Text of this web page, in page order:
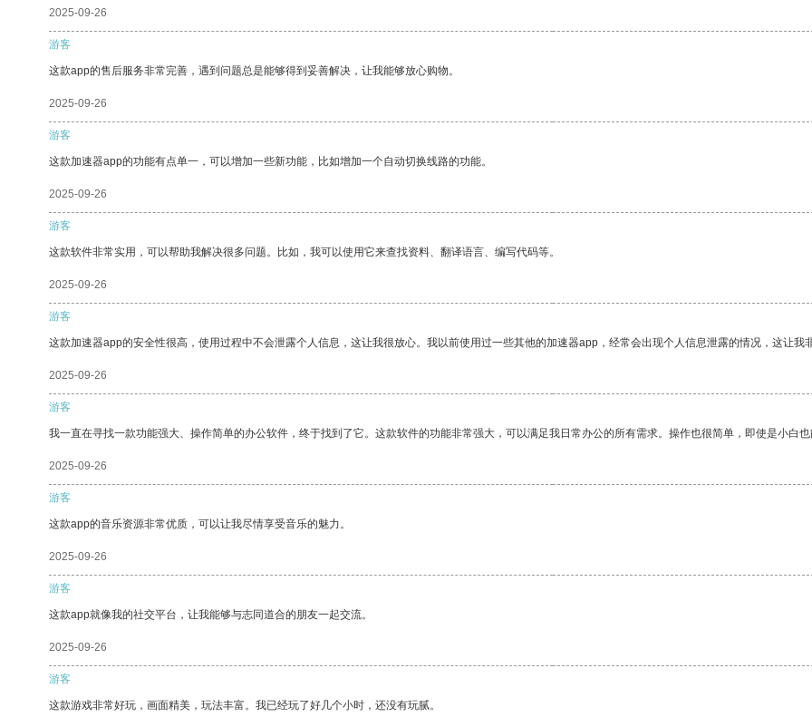
2025-09-26
游客
这款app的售后服务非常完善，遇到问题总是能够得到妥善解决，让我能够放心购物。
2025-09-26
游客
这款加速器app的功能有点单一，可以增加一些新功能，比如增加一个自动切换线路的功能。
2025-09-26
游客
这款软件非常实用，可以帮助我解决很多问题。比如，我可以使用它来查找资料、翻译语言、编写代码等。
2025-09-26
游客
这款加速器app的安全性很高，使用过程中不会泄露个人信息，这让我很放心。我以前使用过一些其他的加速器app，经常会出现个人信息泄露的情况，这让我
2025-09-26
游客
我一直在寻找一款功能强大、操作简单的办公软件，终于找到了它。这款软件的功能非常强大，可以满足我日常办公的所有需求。操作也很简单，即使是小白也
2025-09-26
游客
这款app的音乐资源非常优质，可以让我尽情享受音乐的魅力。
2025-09-26
游客
这款app就像我的社交平台，让我能够与志同道合的朋友一起交流。
2025-09-26
游客
这款游戏非常好玩，画面精美，玩法丰富。我已经玩了好几个小时，还没有玩腻。